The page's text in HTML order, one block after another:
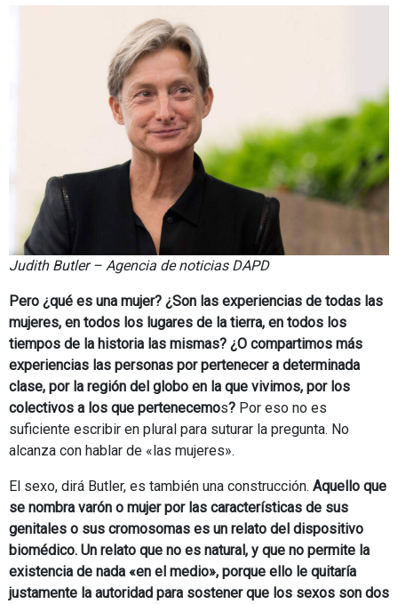
Judith Butler – Agencia de noticias DAPD
Pero ¿qué es una mujer? ¿Son las experiencias de todas las
mujeres, en todos los lugares de la tierra, en todos los
tiempos de la historia las mismas? ¿O compartimos más
experiencias las personas por pertenecer a determinada
clase, por la región del globo en la que vivimos, por los
colectivos a los que pertenecemos? Por eso no es
suficiente escribir en plural para suturar la pregunta. No
alcanza con hablar de «las mujeres».
El sexo, dirá Butler, es también una construcción. Aquello que
se nombra varón o mujer por las características de sus
genitales o sus cromosomas es un relato del dispositivo
biomédico. Un relato que no es natural, y que no permite la
existencia de nada «en el medio», porque ello le quitaría
justamente la autoridad para sostener que los sexos son dos